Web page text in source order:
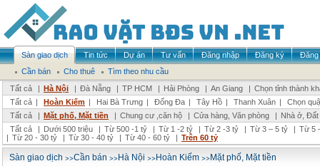
Sàn giao dịch Tin tức Dự án Tư vấn Đăng nhập Đăng ký
Đăng
Cần bán
Cho thuê
Tìm theo nhu cầu
Tất cả
| Hà Nội | Đà Nẵng | TP HCM | Hải Phòng | An Giang | Chọn tỉnh thành
Tất cả | Hoàn Kiếm | Hai Bà Trưng | Đống Đa | Tây Hồ | Thanh Xuân |
Chọn
Tất cả
| Mặt phố, Mặt tiền | Chung cư ,căn hộ | Cửa hàng, Văn phòng | Nhà ở,
Tất cả
| Dưới 500 triệu | Từ 500 -1 tỷ | Từ 1 -2 tỷ | Từ 2 -3 tỷ | Từ 3 – 5 tỷ | Từ 5
| Từ 20 - 30 tỷ | Từ 30 - 40 tỷ | Từ 40 - 60 tỷ | Trên 60 tỷ
Sàn giao dịch >>Cần bán >>Hà Nội >>Hoàn Kiếm >>Mặt phố, Mặt tiền